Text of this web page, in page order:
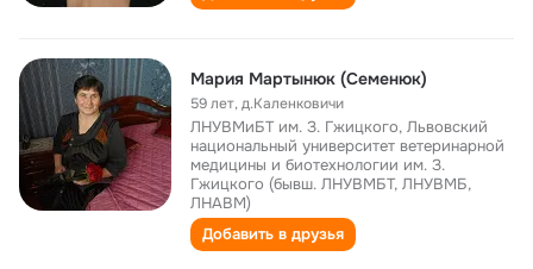
Мария Мартынюк (Семенюк)
59 лет,д.Каленковичи
ЛНУВМиБТ им. З. Гжицкого, Львовский
национальный университет ветеринарной
медицины и биотехнологии им. З.
Гжицкого (бывш. ЛНУВМБТ, ЛНУВМБ,
ЛНАВМ)
Добавить в друзья